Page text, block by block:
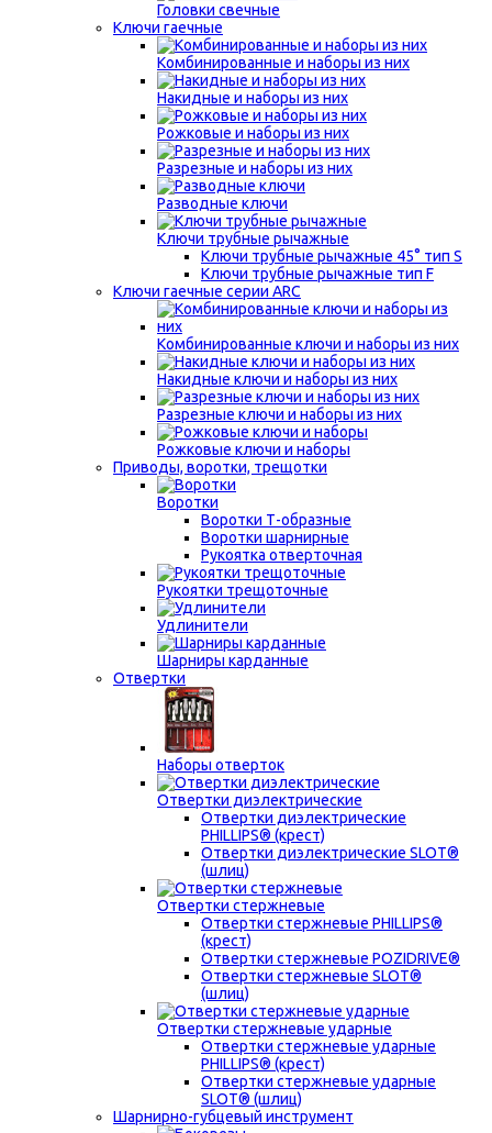
Головки свечные
Ключи гаечные
Комбинированные и наборы из них
Накидные и наборы из них
Рожковые и наборы из них
Разрезные и наборы из них
Разводные ключи
Ключи трубные рычажные
Ключи трубные рычажные 45° тип S
Ключи трубные рычажные тип F
Ключи гаечные серии ARC
Комбинированные ключи и наборы из них
Накидные ключи и наборы из них
Разрезные ключи и наборы из них
Рожковые ключи и наборы
Приводы, воротки, трещотки
Воротки
Воротки Т-образные
Воротки шарнирные
Рукоятка отверточная
Рукоятки трещоточные
Удлинители
Шарниры карданные
Отвертки
Наборы отверток
Отвертки диэлектрические
Отвертки диэлектрические
PHILLIPS® (крест)
Отвертки диэлектрические SLOT®
(шлиц)
Отвертки стержневые
Отвертки стержневые PHILLIPS®
(крест)
Отвертки стержневые POZIDRIVE®
Отвертки стержневые SLOT®
(шлиц)
Отвертки стержневые ударные
Отвертки стержневые ударные
PHILLIPS® (крест)
Отвертки стержневые ударные
SLOT® (шлиц)
Шарнирно-губцевый инструмент